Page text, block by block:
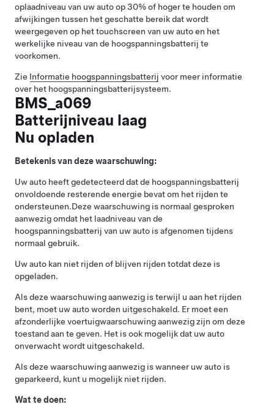
oplaadniveau van uw auto op 30% of hoger te houden om
afwijkingen tussen het geschatte bereik dat wordt
weergegeven op het touchscreen van uw auto en het
werkelijke niveau van de hoogspanningsbatterij te
voorkomen.
Zie Informatie hoogspanningsbatterij voor meer informatie
over het hoogspanningsbatterijsysteem.
BMS_a069
Batterijniveau laag
Nu opladen
Betekenis van deze waarschuwing:
Uw auto heeft gedetecteerd dat de hoogspanningsbatterij
onvoldoende resterende energie bevat om het rijden te
ondersteunen.Deze waarschuwing is normaal gesproken
aanwezig omdat het laadniveau van de
hoogspanningsbatterij van uw auto is afgenomen tijdens
normaal gebruik.
Uw auto kan niet rijden of blijven rijden totdat deze is
opgeladen.
Als deze waarschuwing aanwezig is terwijl u aan het rijden
bent, moet uw auto worden uitgeschakeld. Er moet een
afzonderlijke voertuigwaarschuwing aanwezig zijn om deze
toestand aan te geven. Het is ook mogelijk dat uw auto
onverwacht wordt uitgeschakeld.
Als deze waarschuwing aanwezig is wanneer uw auto is
geparkeerd, kunt u mogelijk niet rijden.
Wat te doen: